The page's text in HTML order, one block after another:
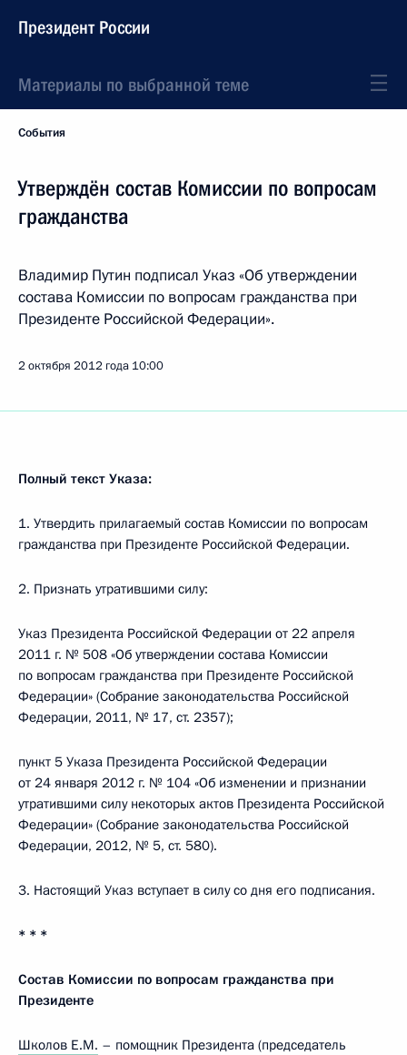
Президент России
Материалы по выбранной теме
События
Утверждён состав Комиссии по вопросам
гражданства
Владимир Путин подписал Указ «Об утверждении
состава Комиссии по вопросам гражданства при
Президенте Российской Федерации».
2 октября 2012 года 10:00
Полный текст Указа:
1. Утвердить прилагаемый состав Комиссии по вопросам
гражданства при Президенте Российской Федерации.
2. Признать утратившими силу:
Указ Президента Российской Федерации от 22 апреля
2011 г. № 508 «Об утверждении состава Комиссии
по вопросам гражданства при Президенте Российской
Федерации» (Собрание законодательства Российской
Федерации, 2011, № 17, ст. 2357);
пункт 5 Указа Президента Российской Федерации
от 24 января 2012 г. № 104 «Об изменении и признании
утратившими силу некоторых актов Президента Российской
Федерации» (Собрание законодательства Российской
Федерации, 2012, № 5, ст. 580).
3. Настоящий Указ вступает в силу со дня его подписания.
* * *
Состав Комиссии по вопросам гражданства при
Президенте
Школов Е.М. – помощник Президента (председатель